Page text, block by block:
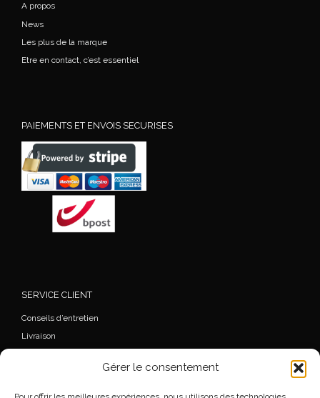
Gérer le consentement
A propos
News
Les plus de la marque
Etre en contact, c’est essentiel
PAIEMENTS ET ENVOIS SECURISES
SERVICE CLIENT
Conseils d’entretien
Livraison